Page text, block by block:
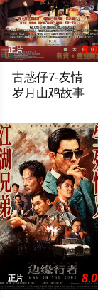
正片 8.0
古惑仔7-友情
岁月山鸡故事
正片 8.0